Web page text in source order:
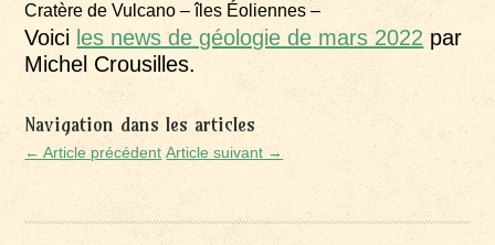
Cratère de Vulcano – îles Éoliennes –
Voici les news de géologie de mars 2022 par
Michel Crousilles.
Navigation dans les articles
← Article précédent Article suivant →